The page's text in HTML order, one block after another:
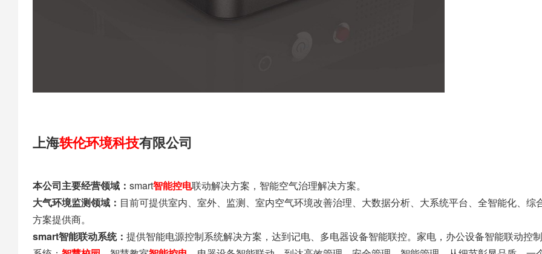
上海轶伦环境科技有限公司
本公司主要经营领域： smart智能控电联动解决方案，智能空气治理解决方案。
大气环境监测领域： 目前可提供室内、室外、监测、室内空气环境改善治理、大数据分析、大系统平台、全智能化、综
方案提供商。
smart智能联动系统： 提供智能电源控制系统解决方案，达到记电、多电器设备智能联控。家电，办公设备智能联动控制